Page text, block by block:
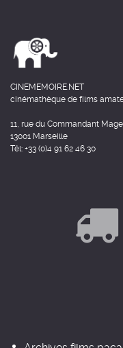
CINEMEMOIRE.NET
cinémathèque de films
11, rue du Commandant
13001 Marseille
Tél: +33 (0)4 91 62 46 30